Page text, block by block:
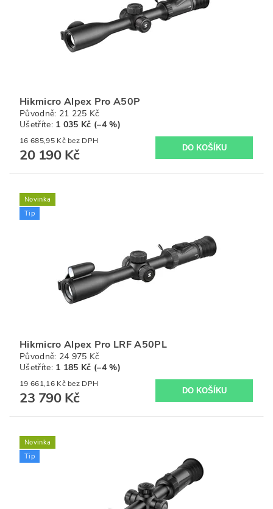
Hikmicro Alpex Pro A50P
Původně: 21 225 Kč
Ušetříte: 1 035 Kč (–4 %)
16 685,95 Kč bez DPH
20 190 Kč
Novinka
Tip
Hikmicro Alpex Pro LRF A50PL
Původně: 24 975 Kč
Ušetříte: 1 185 Kč (–4 %)
19 661,16 Kč bez DPH
23 790 Kč
Novinka
Tip